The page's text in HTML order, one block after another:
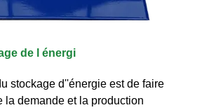
de l énergi
stockage d''énergie est de faire
la demande et la production